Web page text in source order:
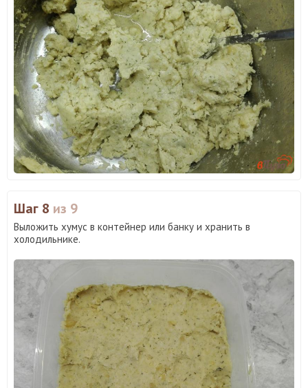
Шаг 8 из 9
Выложить хумус в контейнер или банку и хранить в
холодильнике.